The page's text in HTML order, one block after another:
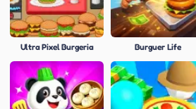
Ultra Pixel Burgeria Burguer Life